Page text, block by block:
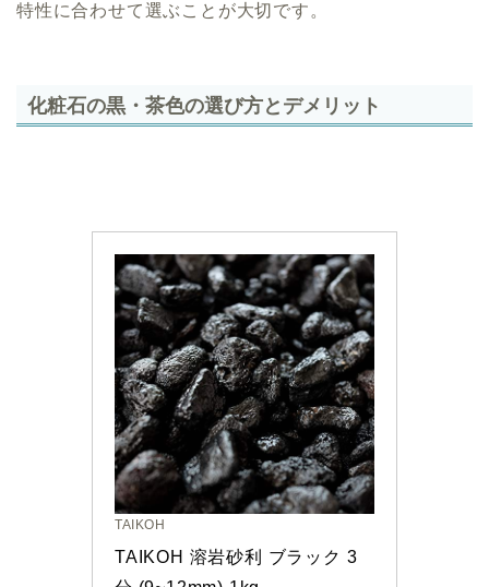
特性に合わせて選ぶことが大切です。
化粧石の黒・茶色の選び方とデメリット
TAIKOH
TAIKOH 溶岩砂利 ブラック 3